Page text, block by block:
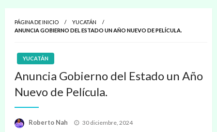
PÁGINA DE INICIO
YUCATÁN
ANUNCIA GOBIERNO DEL ESTADO UN AÑO NUEVO DE PELÍCULA.
YUCATÁN
Anuncia Gobierno del Estado un Año
Nuevo de Película.
Roberto Nah
Publicado
30 diciembre, 2024